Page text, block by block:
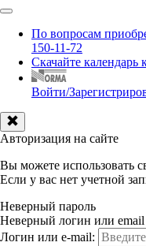
По вопросам
150-11-72
Скачайте календарь
Войти/
Авторизация на сайте
Вы можете использовать
Если у вас нет учетной
Неверный пароль
Неверный логин или email
Логин или e-mail: